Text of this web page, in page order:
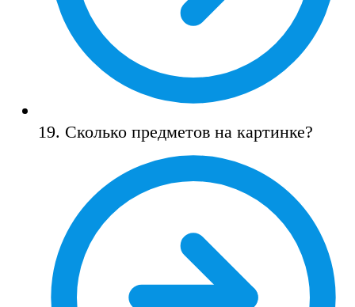
19. Сколько предметов на картинке?